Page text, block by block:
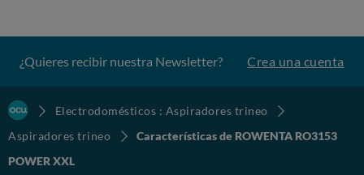
¿Quieres recibir nuestra Newsletter? Crea una cuenta
Electrodomésticos : Aspiradores trineo
Aspiradores trineo
Características de ROWENTA RO3153
POWER XXL